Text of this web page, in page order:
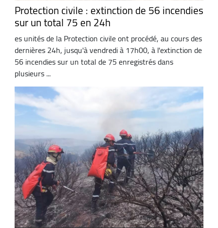
Protection civile : extinction de 56 incendies
sur un total 75 en 24h
es unités de la Protection civile ont procédé, au cours des
dernières 24h, jusqu'à vendredi à 17h00, à l'extinction de
56 incendies sur un total de 75 enregistrés dans
plusieurs ...